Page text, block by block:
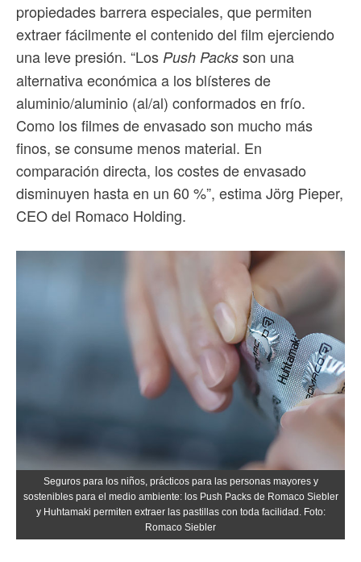
propiedades barrera especiales, que permiten
extraer fácilmente el contenido del film ejerciendo
una leve presión. “Los Push Packs son una
alternativa económica a los blísteres de
aluminio/aluminio (al/al) conformados en frío.
Como los filmes de envasado son mucho más
finos, se consume menos material. En
comparación directa, los costes de envasado
disminuyen hasta en un 60 %”, estima Jörg Pieper,
CEO del Romaco Holding.
Seguros para los niños, prácticos para las personas mayores y
sostenibles para el medio ambiente: los Push Packs de Romaco Siebler
y Huhtamaki permiten extraer las pastillas con toda facilidad. Foto:
Romaco Siebler